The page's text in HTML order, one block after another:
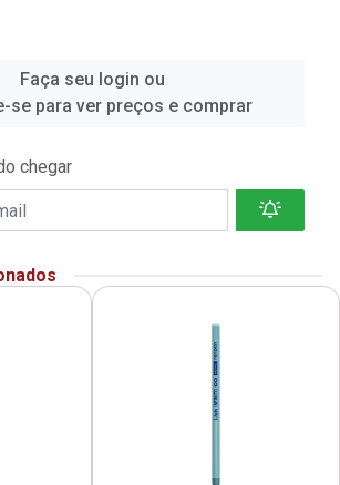
Faça seu login ou
se para ver preços e comprar
chegar